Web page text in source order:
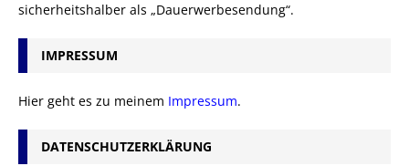
sicherheitshalber als „Dauerwerbesendung“.
IMPRESSUM
Hier geht es zu meinem Impressum.
DATENSCHUTZERKLÄRUNG